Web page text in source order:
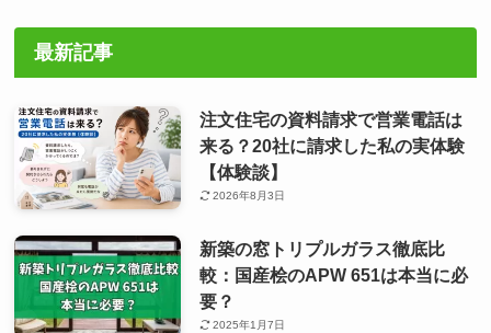
最新記事
注文住宅の資料請求で営業電話は
来る？20社に請求した私の実体験
【体験談】
2026年8月3日
新築の窓トリプルガラス徹底比
較：国産桧のAPW 651は本当に必
要？
2025年1月7日